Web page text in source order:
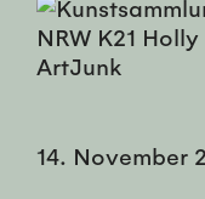
14. November